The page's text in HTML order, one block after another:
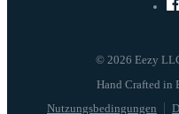
© 2026 Eezy
Nutzungsbedingungen